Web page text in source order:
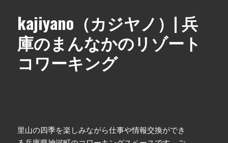
kajiyano（カジヤノ）| 兵
庫のまんなかのリゾート
コワーキング
里山の四季を楽しみながら仕事や情報交換ができ